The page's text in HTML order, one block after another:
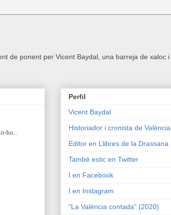
de ponent per Vicent Baydal, una barreja de xaloc i
ho...
Perfil
Vicent Baydal
Historiador i cronista de València
Editor en Llibres de la Drassana
També estic en Twitter
I en Facebook
I en Instagram
"La València contada" (2020)